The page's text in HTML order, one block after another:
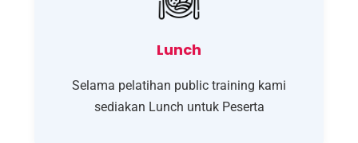
Lunch
Selama pelatihan public training kami
sediakan Lunch untuk Peserta